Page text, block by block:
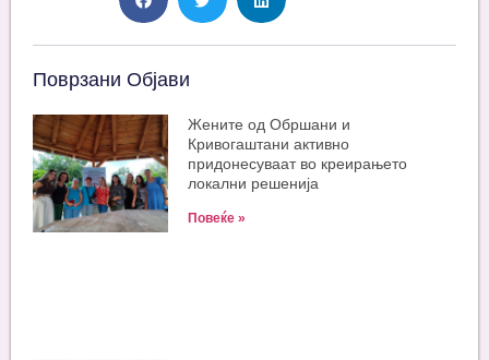
Поврзани Објави
Жените од Обршани и
Кривогаштани активно
придонесуваат во креирањето
локални решенија
Повеќе »